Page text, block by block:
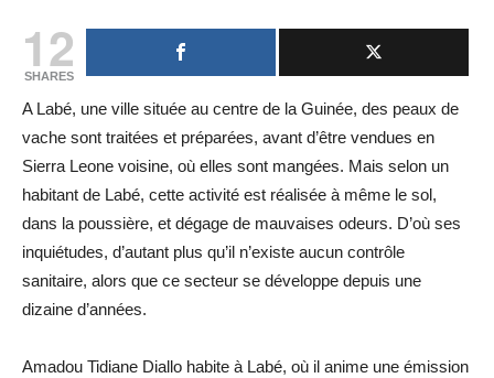
12
SHARES
A Labé, une ville située au centre de la Guinée, des peaux de
vache sont traitées et préparées, avant d’être vendues en
Sierra Leone voisine, où elles sont mangées. Mais selon un
habitant de Labé, cette activité est réalisée à même le sol,
dans la poussière, et dégage de mauvaises odeurs. D’où ses
inquiétudes, d’autant plus qu’il n’existe aucun contrôle
sanitaire, alors que ce secteur se développe depuis une
dizaine d’années.
Amadou Tidiane Diallo habite à Labé, où il anime une émission